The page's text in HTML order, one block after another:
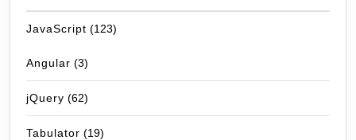
JavaScript (123)
Angular (3)
jQuery (62)
Tabulator (19)